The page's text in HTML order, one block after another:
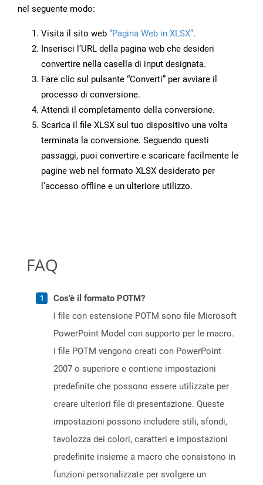
nel seguente modo:
Visita il sito web “Pagina Web in XLSX”.
Inserisci l’URL della pagina web che desideri
convertire nella casella di input designata.
Fare clic sul pulsante “Converti” per avviare il
processo di conversione.
Attendi il completamento della conversione.
Scarica il file XLSX sul tuo dispositivo una volta
terminata la conversione. Seguendo questi
passaggi, puoi convertire e scaricare facilmente le
pagine web nel formato XLSX desiderato per
l’accesso offline e un ulteriore utilizzo.
FAQ
Cos'è il formato POTM?
I file con estensione POTM sono file Microsoft
PowerPoint Model con supporto per le macro.
I file POTM vengono creati con PowerPoint
2007 o superiore e contiene impostazioni
predefinite che possono essere utilizzate per
creare ulteriori file di presentazione. Queste
impostazioni possono includere stili, sfondi,
tavolozza dei colori, caratteri e impostazioni
predefinite insieme a macro che consistono in
funzioni personalizzate per svolgere un